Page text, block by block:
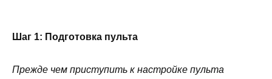
Шаг 1: Подготовка пульта
Прежде чем приступить к настройке пульта